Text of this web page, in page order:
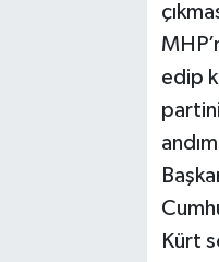
edip
Kürt